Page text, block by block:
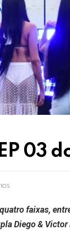
03
faixas,
Diego & Victor